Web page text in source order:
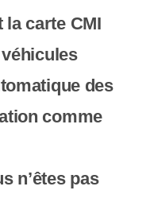
la carte CMI
des
comme
n’êtes pas